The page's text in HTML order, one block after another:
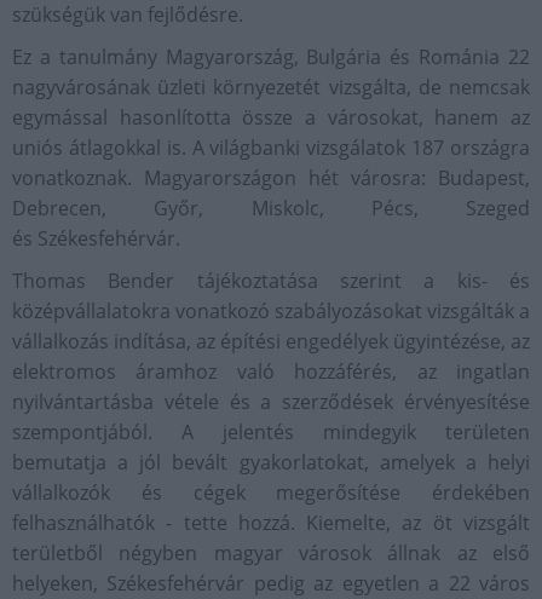
szükségük van fejlődésre.
Ez a tanulmány Magyarország, Bulgária és Románia 22
nagyvárosának üzleti környezetét vizsgálta, de nemcsak
egymással hasonlította össze a városokat, hanem az
uniós átlagokkal is. A világbanki vizsgálatok 187 országra
vonatkoznak. Magyarországon hét városra: Budapest,
Debrecen, Győr, Miskolc, Pécs, Szeged
és Székesfehérvár.
Thomas Bender tájékoztatása szerint a kis- és
középvállalatokra vonatkozó szabályozásokat vizsgálták a
vállalkozás indítása, az építési engedélyek ügyintézése, az
elektromos áramhoz való hozzáférés, az ingatlan
nyilvántartásba vétele és a szerződések érvényesítése
szempontjából. A jelentés mindegyik területen
bemutatja a jól bevált gyakorlatokat, amelyek a helyi
vállalkozók és cégek megerősítése érdekében
felhasználhatók - tette hozzá. Kiemelte, az öt vizsgált
területből négyben magyar városok állnak az első
helyeken, Székesfehérvár pedig az egyetlen a 22 város